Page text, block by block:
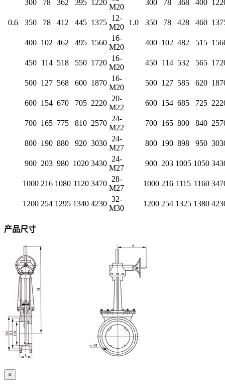
0.6 1.0
300 78 362 395 1220
M20
300 78 368 400
350 78 412 445 1375
12-
M20
350 78 428 460
400 102 462 495 1560
16-
M20
400 102 482 515
450 114 518 550 1720
16-
M20
450 114 532 565
500 127 568 600 1870
16-
M20
500 127 585 620
600 154 670 705 2220
20-
M22
600 154 685 725
700 165 775 810 2570
24-
M22
700 165 800 840
800 190 880 920 3030
24-
M27
800 190 898 950
900 203 980 1020 3430
24-
M27
900 203 1005 1050
1000 216 1080 1120 3470
28-
M27
1000 216 1115 1160
1200 254 1295 1340 4230
32-
M30
1200 254 1325 1380
产品尺寸
×